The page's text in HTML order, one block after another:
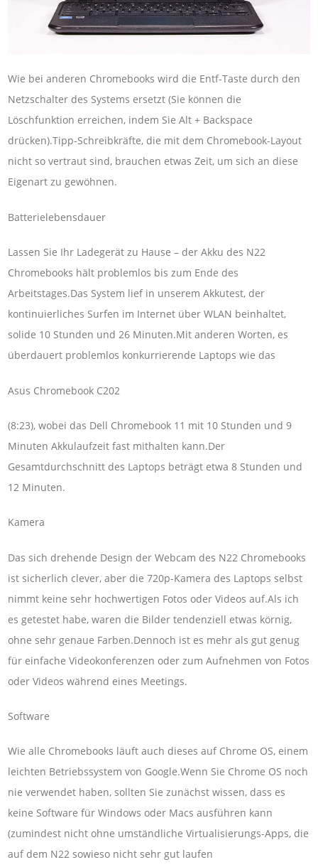
Wie bei anderen Chromebooks wird die Entf-Taste durch den
Netzschalter des Systems ersetzt (Sie können die
Löschfunktion erreichen, indem Sie Alt + Backspace
drücken).Tipp-Schreibkräfte, die mit dem Chromebook-Layout
nicht so vertraut sind, brauchen etwas Zeit, um sich an diese
Eigenart zu gewöhnen.
Batterielebensdauer
Lassen Sie Ihr Ladegerät zu Hause – der Akku des N22
Chromebooks hält problemlos bis zum Ende des
Arbeitstages.Das System lief in unserem Akkutest, der
kontinuierliches Surfen im Internet über WLAN beinhaltet,
solide 10 Stunden und 26 Minuten.Mit anderen Worten, es
überdauert problemlos konkurrierende Laptops wie das
Asus Chromebook C202
(8:23), wobei das Dell Chromebook 11 mit 10 Stunden und 9
Minuten Akkulaufzeit fast mithalten kann.Der
Gesamtdurchschnitt des Laptops beträgt etwa 8 Stunden und
12 Minuten.
Kamera
Das sich drehende Design der Webcam des N22 Chromebooks
ist sicherlich clever, aber die 720p-Kamera des Laptops selbst
nimmt keine sehr hochwertigen Fotos oder Videos auf.Als ich
es getestet habe, waren die Bilder tendenziell etwas körnig,
ohne sehr genaue Farben.Dennoch ist es mehr als gut genug
für einfache Videokonferenzen oder zum Aufnehmen von Fotos
oder Videos während eines Meetings.
Software
Wie alle Chromebooks läuft auch dieses auf Chrome OS, einem
leichten Betriebssystem von Google.Wenn Sie Chrome OS noch
nie verwendet haben, sollten Sie zunächst wissen, dass es
keine Software für Windows oder Macs ausführen kann
(zumindest nicht ohne umständliche Virtualisierungs-Apps, die
auf dem N22 sowieso nicht sehr gut laufen